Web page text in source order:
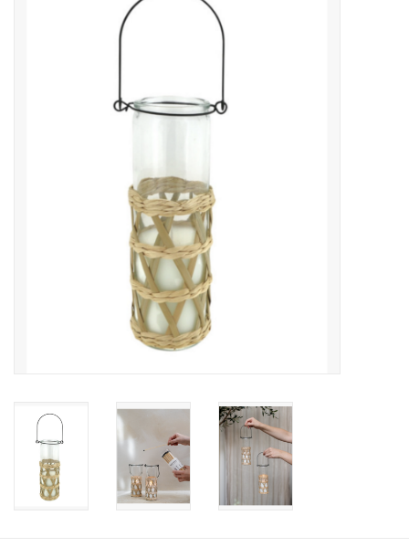
Relatiegeschenken & Bedankjes
Merken